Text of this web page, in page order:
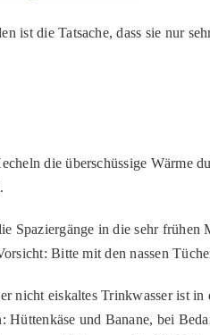
ist die Tatsache, dass sie nur
die überschüssige Wärme
Spaziergänge in die sehr
Bitte mit den nassen
nicht eiskaltes Trinkwasser ist
Hüttenkäse und Banane, bei